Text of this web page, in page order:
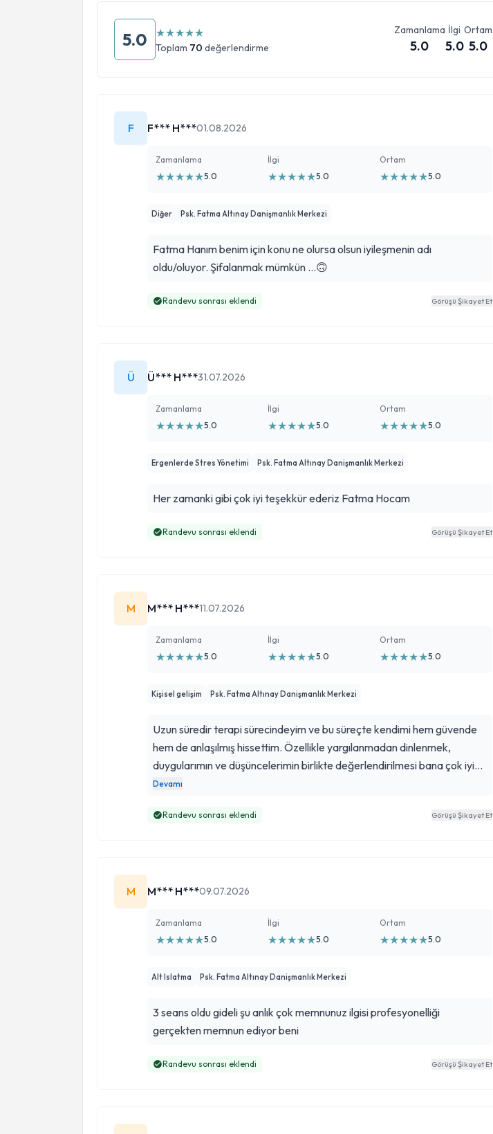
5.0 ★★★★★
Toplam 70 değerlendirme
Zamanlama
5.0
İlgi
5.0
Ortam
5.0
F F*** H***01.08.2026
Zamanlama
★★★★★5.0
İlgi
★★★★★5.0
Ortam
★★★★★5.0
Diğer Psk. Fatma Altınay Danişmanlık Merkezi
Fatma Hanım benim için konu ne olursa olsun iyileşmenin adı
oldu/oluyor. Şifalanmak mümkün …🙃
Randevu sonrası eklendi Görüşü Şikayet Et
Ü Ü*** H***31.07.2026
Zamanlama
★★★★★5.0
İlgi
★★★★★5.0
Ortam
★★★★★5.0
Ergenlerde Stres Yönetimi Psk. Fatma Altınay Danişmanlık Merkezi
Her zamanki gibi çok iyi teşekkür ederiz Fatma Hocam
Randevu sonrası eklendi Görüşü Şikayet Et
M M*** H***11.07.2026
Zamanlama
★★★★★5.0
İlgi
★★★★★5.0
Ortam
★★★★★5.0
Kişisel gelişim Psk. Fatma Altınay Danişmanlık Merkezi
Uzun süredir terapi sürecindeyim ve bu süreçte kendimi hem güvende
hem de anlaşılmış hissettim. Özellikle yargılanmadan dinlenmek,
duygularımın ve düşüncelerimin birlikte değerlendirilmesi bana çok iyi
geldi. Her seanstan kendimle ilgili yeni farkındalıklarla ayrılıyorum.
yardımcı olduğu için kendisine teşekkür ederim. Profesyonelliği, sakin
Devamı
Randevu sonrası eklendi Görüşü Şikayet Et
M M*** H***09.07.2026
Zamanlama
★★★★★5.0
İlgi
★★★★★5.0
Ortam
★★★★★5.0
Alt Islatma Psk. Fatma Altınay Danişmanlık Merkezi
3 seans oldu gideli şu anlık çok memnunuz ilgisi profesyonelliği
gerçekten memnun ediyor beni
Randevu sonrası eklendi Görüşü Şikayet Et